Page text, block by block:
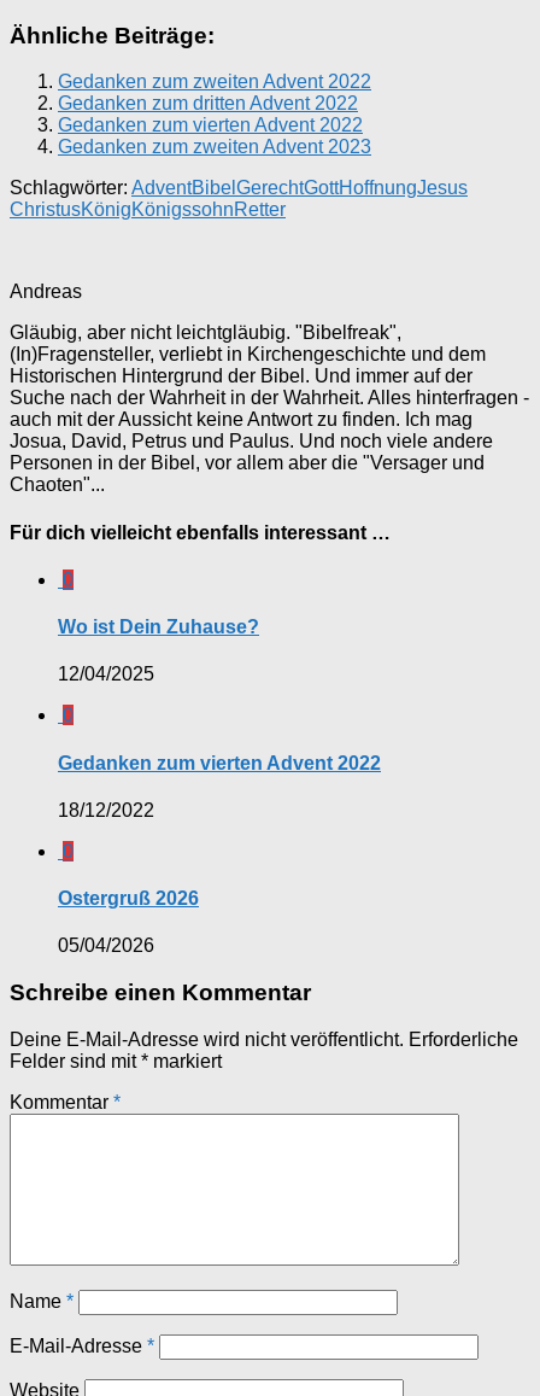
Ähnliche Beiträge:
Gedanken zum zweiten Advent 2022
Gedanken zum dritten Advent 2022
Gedanken zum vierten Advent 2022
Gedanken zum zweiten Advent 2023
Schlagwörter: AdventBibel GerechtGottHoffnungJesus
ChristusKönigKönigssohnRetter
Andreas
Gläubig, aber nicht leichtgläubig. "Bibelfreak",
(In)Fragensteller, verliebt in Kirchengeschichte und dem
Historischen Hintergrund der Bibel. Und immer auf der
Suche nach der Wahrheit in der Wahrheit. Alles hinterfragen -
auch mit der Aussicht keine Antwort zu finden. Ich mag
Josua, David, Petrus und Paulus. Und noch viele andere
Personen in der Bibel, vor allem aber die "Versager und
Chaoten"...
Für dich vielleicht ebenfalls interessant …
0
Wo ist Dein Zuhause?
12/04/2025
0
Gedanken zum vierten Advent 2022
18/12/2022
0
Ostergruß 2026
05/04/2026
Schreibe einen Kommentar
Deine E-Mail-Adresse wird nicht veröffentlicht. Erforderliche
Felder sind mit* markiert
Kommentar *
Name *
E-Mail-Adresse *
Website